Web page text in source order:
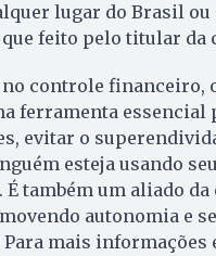
lugar do Brasil ou
feito pelo titular da
no controle financeiro,
ferramenta essencial
evitar o
esteja usando
também um aliado da
autonomia e
mais informações